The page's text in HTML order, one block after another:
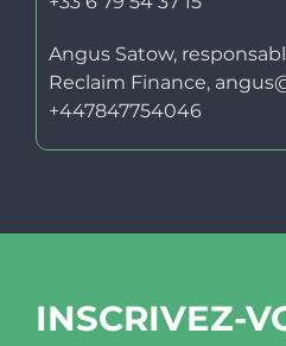
Angus Satow,
Reclaim Finance,
+447847754046
INSCRIVEZ-